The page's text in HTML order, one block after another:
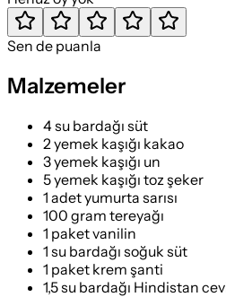
Sen de puanla
Malzemeler
4 su bardağı süt
2 yemek kaşığı kakao
3 yemek kaşığı un
5 yemek kaşığı toz şeker
1 adet yumurta sarısı
100 gram tereyağı
1 paket vanilin
1 su bardağı soğuk süt
1 paket krem şanti
1,5 su bardağı Hindistan